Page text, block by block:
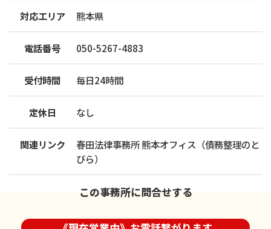
対応エリア 熊本県
電話番号 050-5267-4883
受付時間 毎日24時間
定休日 なし
関連リンク
春田法律事務所 熊本オフィス（債務整理のと
びら）
この事務所に問合せする